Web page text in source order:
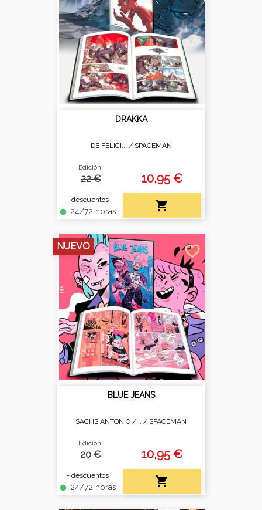
DRAKKA
DE FELICI... / SPACEMAN
Edición:
22 €
+ descuentos
fiber_manual_record 24/72 horas
10,95 €

BLUE JEANS
SACHS ANTONIO /... / SPACEMAN
Edición:
20 €
+ descuentos
fiber_manual_record 24/72 horas
10,95 €

favorite_border
NUEVO